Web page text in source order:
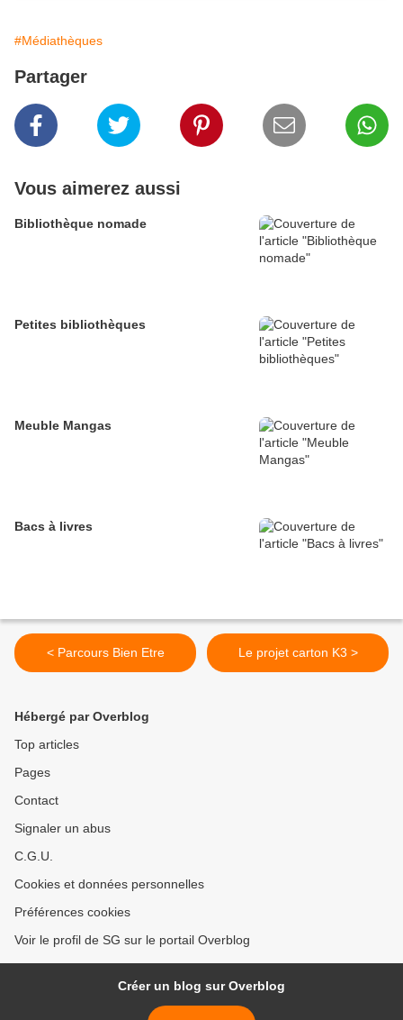
#Médiathèques
Partager
Vous aimerez aussi
Bibliothèque nomade
Petites bibliothèques
Meuble Mangas
Bacs à livres
< Parcours Bien Etre Le projet carton K3 >
Hébergé par Overblog
Top articles
Pages
Contact
Signaler un abus
C.G.U.
Cookies et données personnelles
Préférences cookies
Voir le profil de SG sur le portail Overblog
Créer un blog sur Overblog